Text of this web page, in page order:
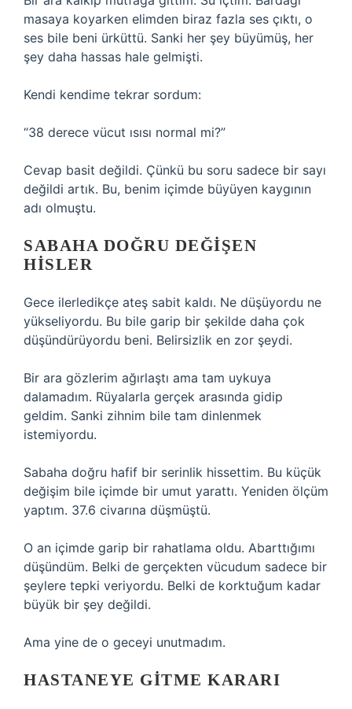
masaya koyarken elimden biraz fazla ses çıktı, o
ses bile beni ürküttü. Sanki her şey büyümüş, her
şey daha hassas hale gelmişti.
Kendi kendime tekrar sordum:
“38 derece vücut ısısı normal mi?”
Cevap basit değildi. Çünkü bu soru sadece bir sayı
değildi artık. Bu, benim içimde büyüyen kaygının
adı olmuştu.
SABAHA DOĞRU DEĞIŞEN
HISLER
Gece ilerledikçe ateş sabit kaldı. Ne düşüyordu ne
yükseliyordu. Bu bile garip bir şekilde daha çok
düşündürüyordu beni. Belirsizlik en zor şeydi.
Bir ara gözlerim ağırlaştı ama tam uykuya
dalamadım. Rüyalarla gerçek arasında gidip
geldim. Sanki zihnim bile tam dinlenmek
istemiyordu.
Sabaha doğru hafif bir serinlik hissettim. Bu küçük
değişim bile içimde bir umut yarattı. Yeniden ölçüm
yaptım. 37.6 civarına düşmüştü.
O an içimde garip bir rahatlama oldu. Abarttığımı
düşündüm. Belki de gerçekten vücudum sadece bir
şeylere tepki veriyordu. Belki de korktuğum kadar
büyük bir şey değildi.
Ama yine de o geceyi unutmadım.
HASTANEYE GITME KARARI